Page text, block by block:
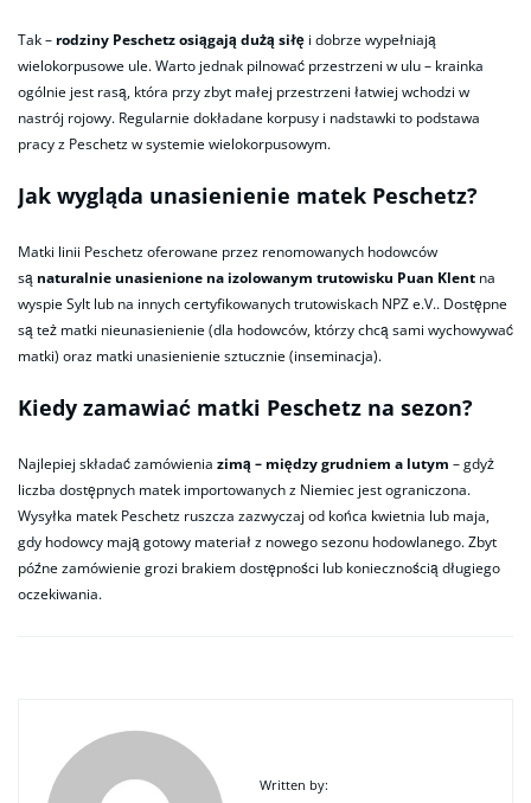
Tak – rodziny Peschetz osiągają dużą siłę i dobrze wypełniają
wielokorpusowe ule. Warto jednak pilnować przestrzeni w ulu – krainka
ogólnie jest rasą, która przy zbyt małej przestrzeni łatwiej wchodzi w
nastrój rojowy. Regularnie dokładane korpusy i nadstawki to podstawa
pracy z Peschetz w systemie wielokorpusowym.
Jak wygląda unasienienie matek Peschetz?
Matki linii Peschetz oferowane przez renomowanych hodowców
są naturalnie unasienione na izolowanym trutowisku Puan Klent na
wyspie Sylt lub na innych certyfikowanych trutowiskach NPZ e.V.. Dostępne
są też matki nieunasienienie (dla hodowców, którzy chcą sami wychowywać
matki) oraz matki unasienienie sztucznie (inseminacja).
Kiedy zamawiać matki Peschetz na sezon?
Najlepiej składać zamówienia zimą – między grudniem a lutym – gdyż
liczba dostępnych matek importowanych z Niemiec jest ograniczona.
Wysyłka matek Peschetz ruszcza zazwyczaj od końca kwietnia lub maja,
gdy hodowcy mają gotowy materiał z nowego sezonu hodowlanego. Zbyt
późne zamówienie grozi brakiem dostępności lub koniecznością długiego
oczekiwania.
Written by: